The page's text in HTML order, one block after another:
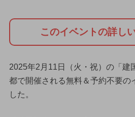
このイベントの詳し
2025年2月11日（火・祝）の「建
都で開催される無料＆予約不要の
した。